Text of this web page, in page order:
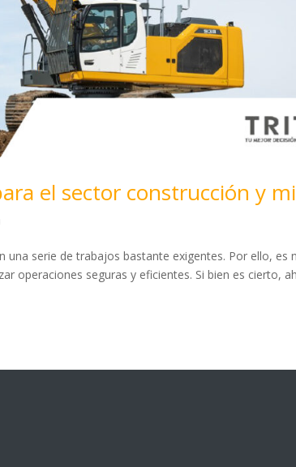
el sector construcción y
serie de trabajos bastante exigentes. Por ello, es
operaciones seguras y eficientes. Si bien es cierto,